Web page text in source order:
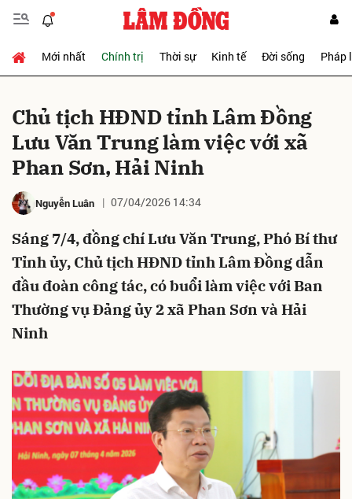
Mới nhất Chính trị Thời sự Kinh tế Đời sống Pháp
Chủ tịch HĐND tỉnh Lâm Đồng
Lưu Văn Trung làm việc với xã
Phan Sơn, Hải Ninh
Nguyễn Luân 07/04/2026 14:34
Sáng 7/4, đồng chí Lưu Văn Trung, Phó Bí thư
Tỉnh ủy, Chủ tịch HĐND tỉnh Lâm Đồng dẫn
đầu đoàn công tác, có buổi làm việc với Ban
Thường vụ Đảng ủy 2 xã Phan Sơn và Hải
Ninh
Gửi bình luận
Hủy Gửi